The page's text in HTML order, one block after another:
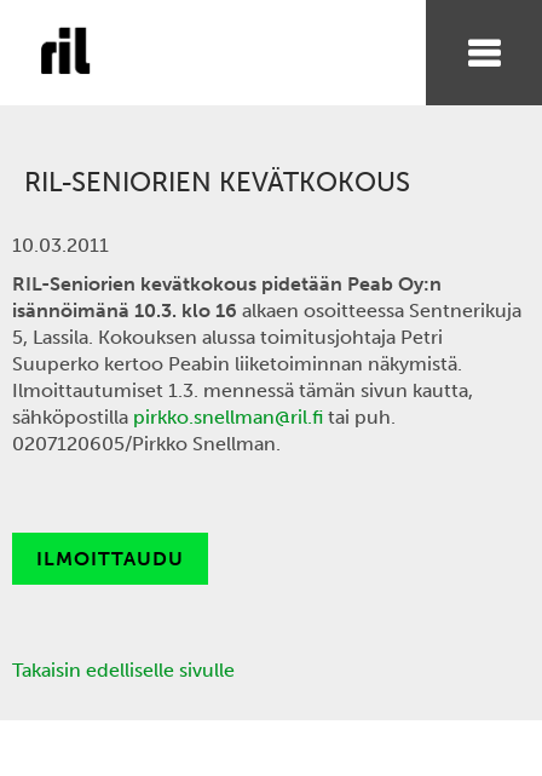
RIL-SENIORIEN KEVÄTKOKOUS
10.03.2011
RIL-Seniorien kevätkokous pidetään Peab Oy:n
isännöimänä 10.3. klo 16 alkaen osoitteessa Sentnerikuja
5, Lassila. Kokouksen alussa toimitusjohtaja Petri
Suuperko kertoo Peabin liiketoiminnan näkymistä.
Ilmoittautumiset 1.3. mennessä tämän sivun kautta,
sähköpostilla pirkko.snellman@ril.fi tai puh.
0207120605/Pirkko Snellman.
ILMOITTAUDU
Takaisin edelliselle sivulle